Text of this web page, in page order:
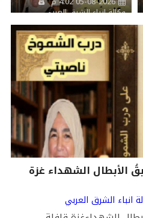
وكالة انباء الشرق العربي
الشموخ..(١٦) عبقُ الأبطال الشهداء غزة
انباء الشرق العربي